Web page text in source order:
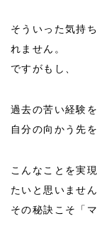
そういった気持
れません。
ですがもし、
過去の苦い経験
自分の向かう先
こんなことを実
たいと思いませ
その秘訣こそ「